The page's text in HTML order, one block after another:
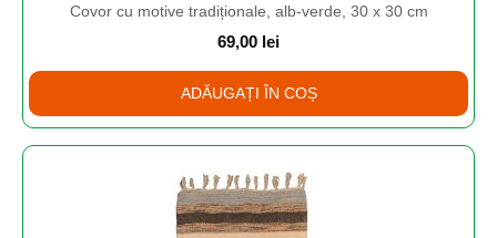
Covor cu motive tradiționale, alb-verde, 30 x 30 cm
69,00 lei
ADĂUGAȚI ÎN COȘ